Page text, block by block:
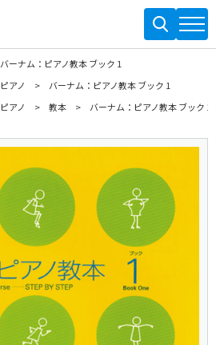
バーナム：ピアノ教本 ブック 1
ピアノ
バーナム：ピアノ教本 ブック 1
ピアノ 教本 バーナム：ピアノ教本 ブック 1